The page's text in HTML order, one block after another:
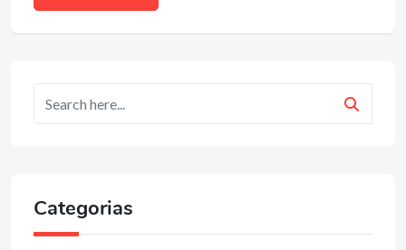
Categorias